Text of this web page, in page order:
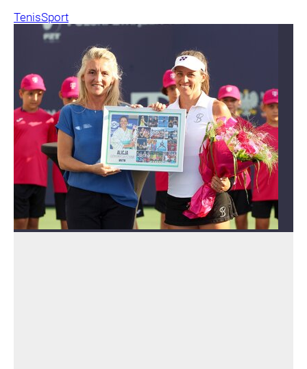
TenisSport